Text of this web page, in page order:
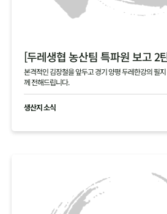
본격적인 김장철을 앞두고 경기 양평 두레한강의 필
께 전해드립니다.
생산지 소식